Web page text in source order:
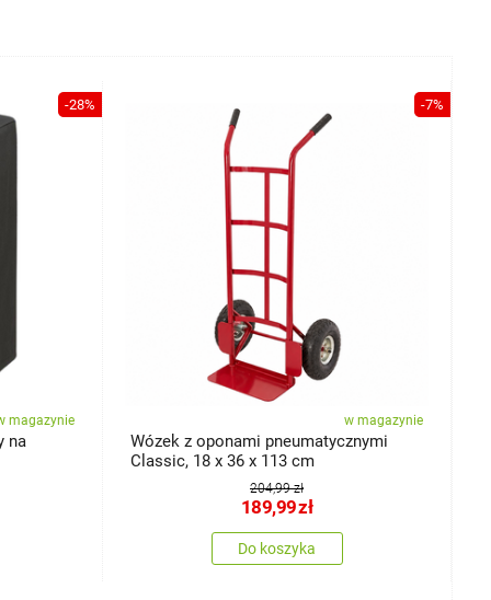
-28%
magazynie
na
-7%
w magazynie
Wózek z oponami pneumatycznymi
Classic, 18 x 36 x 113 cm
204,99 zł
189,99zł
Do koszyka